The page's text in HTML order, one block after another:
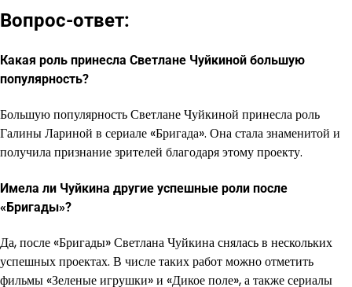
Вопрос-ответ:
Какая роль принесла Светлане Чуйкиной большую
популярность?
Большую популярность Светлане Чуйкиной принесла роль
Галины Лариной в сериале «Бригада». Она стала знаменитой и
получила признание зрителей благодаря этому проекту.
Имела ли Чуйкина другие успешные роли после
«Бригады»?
Да, после «Бригады» Светлана Чуйкина снялась в нескольких
успешных проектах. В числе таких работ можно отметить
фильмы «Зеленые игрушки» и «Дикое поле», а также сериалы